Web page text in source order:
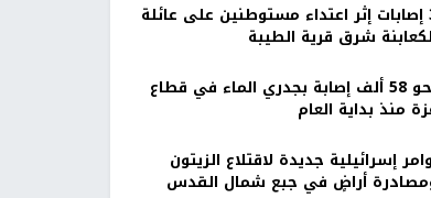
‏3 إصابات إثر اعتداء مستوطنين على عائلة
شرق قرية الطيبة
نحو 58 ألف إصابة بجدري الماء في قطاع
منذ بداية العام
إسرائيلية جديدة لاقتلاع الزيتون
أراضٍ في جبع شمال القدس